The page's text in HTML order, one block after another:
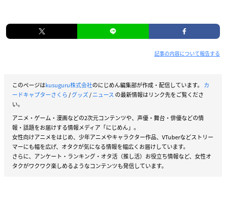
記事の内容について報告する
このページはkusuguru株式会社のにじめん編集部が作成・配信しています。 カ
ードキャプターさくら/グッズ/ニュース の最新情報はリンク先をご覧くださ
い。
アニメ・ゲーム・漫画などの2次元コンテンツや、声優・舞台・俳優などの情
報・話題をお届けする情報メディア「にじめん」。
女性向けアニメをはじめ、少年アニメやキャラクター作品、VTuberなどストリー
マーにも幅を広げ、オタクが気になる情報を幅広くお届けしています。
さらに、アンケート・ランキング・オタ活（推し活）お役立ち情報など、女性オ
タクがワクワク楽しめるようなコンテンツも発信しています。